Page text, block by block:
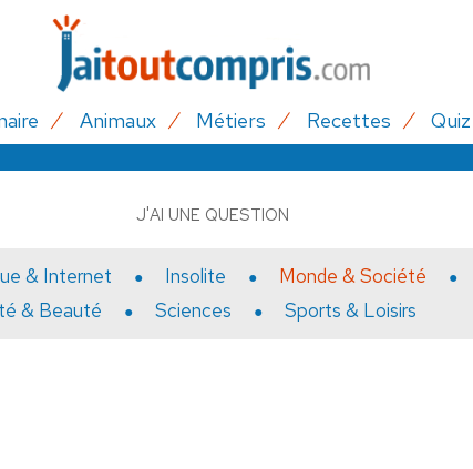
Animaux Métiers Recettes Quiz
J'AI UNE QUESTION
& Internet Insolite Monde & Société
& Beauté
Sciences Sports & Loisirs